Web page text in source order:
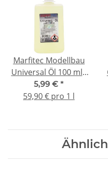
Marfitec Modellbau
Universal Öl 100 ml -
Trapezflasche
5,99 € *
59,90 € pro 1 l